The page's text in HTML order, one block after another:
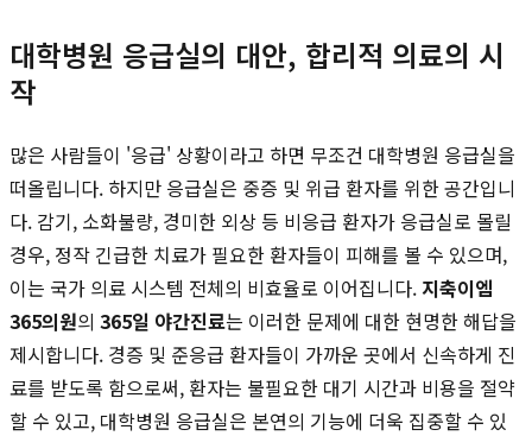
대학병원 응급실의 대안, 합리적 의료의 시
작
많은 사람들이 '응급' 상황이라고 하면 무조건 대학병원 응급실을
떠올립니다. 하지만 응급실은 중증 및 위급 환자를 위한 공간입니
다. 감기, 소화불량, 경미한 외상 등 비응급 환자가 응급실로 몰릴
경우, 정작 긴급한 치료가 필요한 환자들이 피해를 볼 수 있으며,
이는 국가 의료 시스템 전체의 비효율로 이어집니다. 지축이엠
365의원의 365일 야간진료는 이러한 문제에 대한 현명한 해답을
제시합니다. 경증 및 준응급 환자들이 가까운 곳에서 신속하게 진
료를 받도록 함으로써, 환자는 불필요한 대기 시간과 비용을 절약
할 수 있고, 대학병원 응급실은 본연의 기능에 더욱 집중할 수 있